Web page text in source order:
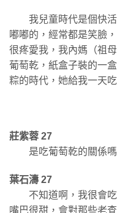
我兒童時代是個快活
嘟嘟的，經常都是笑臉
很疼愛我，我內媽（祖
葡萄乾，紙盒子裝的一
粽的時代，她給我一天
莊紫蓉 27
是吃葡萄乾的關係嗎
葉石濤 27
不知道啊，我很會吃
嘴巴很甜，會對那些老